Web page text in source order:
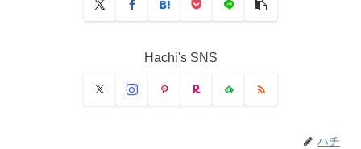
Hachi's SNS
ハチ